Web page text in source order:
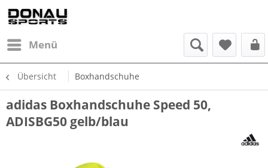
Menü
Übersicht Boxhandschuhe
adidas Boxhandschuhe Speed 50,
ADISBG50 gelb/blau